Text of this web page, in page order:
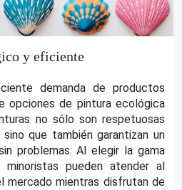
y eficiente
demanda de productos
opciones de pintura ecológica
no sólo son respetuosas
que también garantizan un
problemas. Al elegir la gama
pueden atender al
mercado mientras disfrutan de